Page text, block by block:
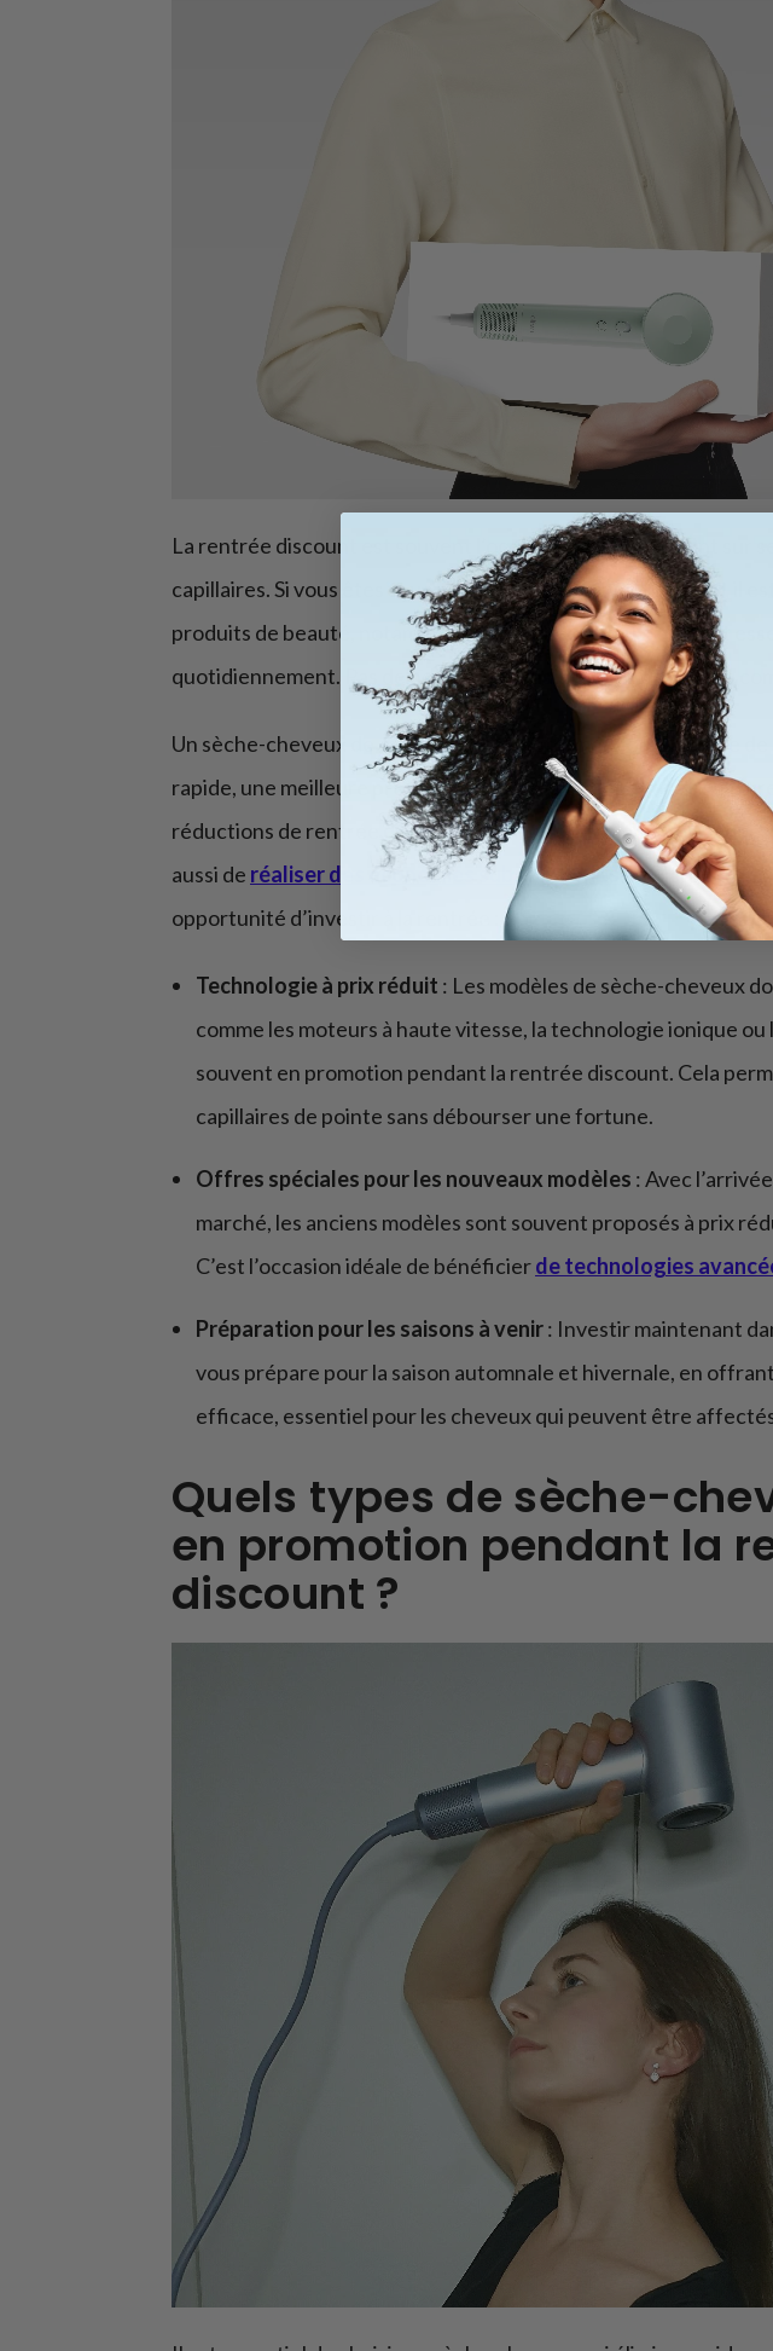
La rentrée discount est souvent l’occasion de faire le point sur
capillaires. Si vous êtes soucieux de la santé de vos cheveux, il
produits de beauté, notamment les sèche-cheveux, qui sont
quotidiennement. Pas de panique si vous ne savez pas par où
Un sèche-cheveux de qualité peut transformer votre routine de
rapide, une meilleure protection contre la chaleur et des
réductions de rentrée discount permet non seulement
aussi de réaliser des économies substantielles… Voici
opportunité d’investir à la rentrée :
Technologie à prix réduit : Les modèles de sèche-cheveux
comme les moteurs à haute vitesse, la technologie ionique
souvent en promotion pendant la rentrée discount. Cela
capillaires de pointe sans débourser une fortune.
Offres spéciales pour les nouveaux modèles : Avec
marché, les anciens modèles sont souvent proposés à prix
C’est l’occasion idéale de bénéficierde technologies
Préparation pour les saisons à venir: Investir maintenant
vous prépare pour la saison automnale et hivernale, en
efficace, essentiel pour les cheveux qui peuvent être
Quels types de sèche-
en promotion pendant la
discount ?